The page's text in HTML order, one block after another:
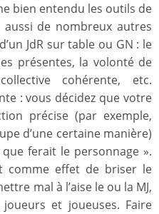
bien entendu les outils de
de nombreux autres
JdR sur table ou GN : le
présentes, la volonté de
cohérente, etc.
: vous décidez que votre
précise (par exemple,
d’une certaine manière)
ferait le personnage ».
comme effet de briser le
mal à l’aise le ou la MJ,
et joueuses. Faire